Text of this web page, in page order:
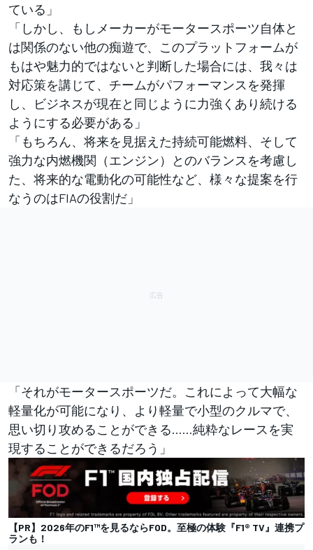
ている」
「しかし、もしメーカーがモータースポーツ自体と
は関係のない他の痴遊で、このプラットフォームが
もはや魅力的ではないと判断した場合には、我々は
対応策を講じて、チームがパフォーマンスを発揮
し、ビジネスが現在と同じように力強くあり続ける
ようにする必要がある」
「もちろん、将来を見据えた持続可能燃料、そして
強力な内燃機関（エンジン）とのバランスを考慮し
た、将来的な電動化の可能性など、様々な提案を行
なうのはFIAの役割だ」
「それがモータースポーツだ。これによって大幅な
軽量化が可能になり、より軽量で小型のクルマで、
思い切り攻めることができる……純粋なレースを実
現することができるだろう」
【PR】2026年のF1™︎を見るならFOD。至極の体験『F1® TV』連携プ
ランも！